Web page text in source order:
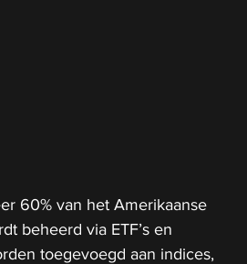
60% van het Amerikaanse
beheerd via ETF’s en
toegevoegd aan indices,